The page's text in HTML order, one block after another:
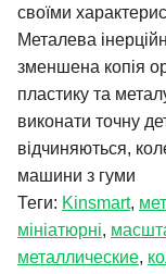
своїми
Металева
зменшена копія
пластику та
виконати точну
відчиняються,
машини з гуми
Теги: Kinsmart,
мініатюрні,
металлические,